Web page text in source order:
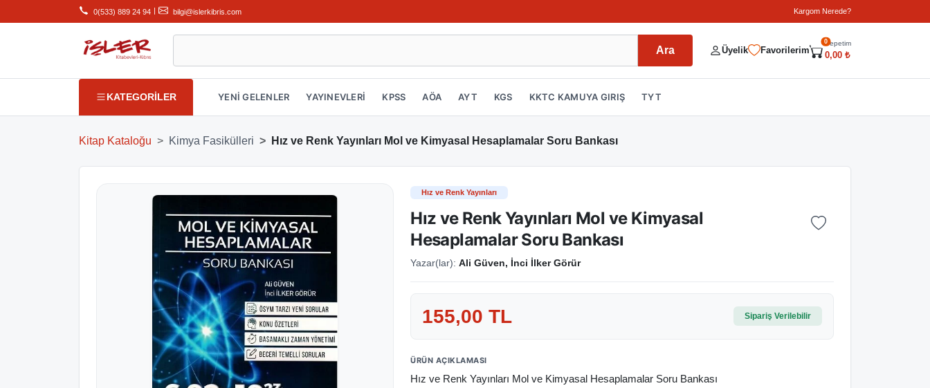
0(533) 889 24 94 | bilgi@islerkibris.com Kargom Nerede?
Üyelik Favorilerim
0Sepetim
0,00 ₺
Ara
KATEGORİLER YENİ GELENLER YAYINEVLERİ KPSS AÖA AYT KGS KKTC KAMUYA GIRIŞ TYT
Kitap Kataloğu Kimya Fasikülleri Hız ve Renk Yayınları Mol ve Kimyasal Hesaplamalar Soru Bankası
Hız ve Renk Yayınları
Hız ve Renk Yayınları Mol ve Kimyasal
Hesaplamalar Soru Bankası
Yazar(lar):Ali Güven, İnci İlker Görür
155,00 TL Sipariş Verilebilir
ÜRÜN AÇIKLAMASI
Hız ve Renk Yayınları Mol ve Kimyasal Hesaplamalar Soru Bankası